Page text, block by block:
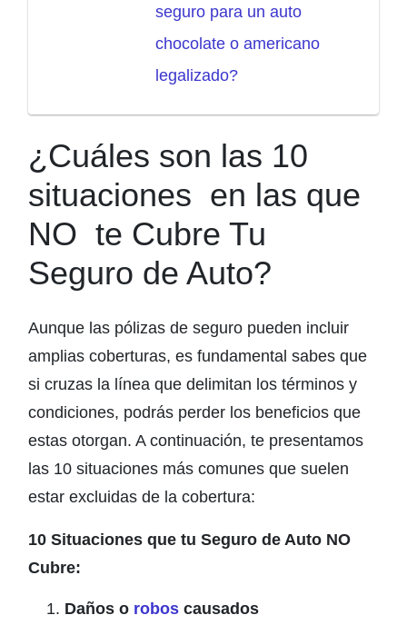
seguro para un auto
chocolate o americano
legalizado?
¿Cuáles son las 10
situaciones en las que
NO te Cubre Tu
Seguro de Auto?
Aunque las pólizas de seguro pueden incluir
amplias coberturas, es fundamental sabes que
si cruzas la línea que delimitan los términos y
condiciones, podrás perder los beneficios que
estas otorgan. A continuación, te presentamos
las 10 situaciones más comunes que suelen
estar excluidas de la cobertura:
10 Situaciones que tu Seguro de Auto NO
Cubre:
Daños o robos causados